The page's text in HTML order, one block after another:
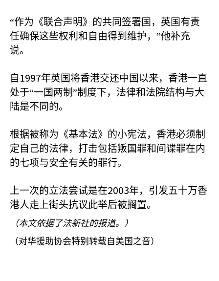
“作为《联合声明》的共同签署国，英国有责
任确保这些权利和自由得到维护，”他补充
说。
自 1997年英国将香港交还中国以来，香港一直
处于“一国两制”制度下，法律和法院结构与大
陆是不同的。
根据被称为《基本法》的小宪法，香港必须制
定自己的法律，打击包括叛国罪和间谍罪在内
的七项与安全有关的罪行。
上一次的立法尝试是在2003年，引发五十万香
港人走上街头抗议此举后被搁置。
（本文依据了法新社的报道。）
（对华援助协会特别转载自美国之音）